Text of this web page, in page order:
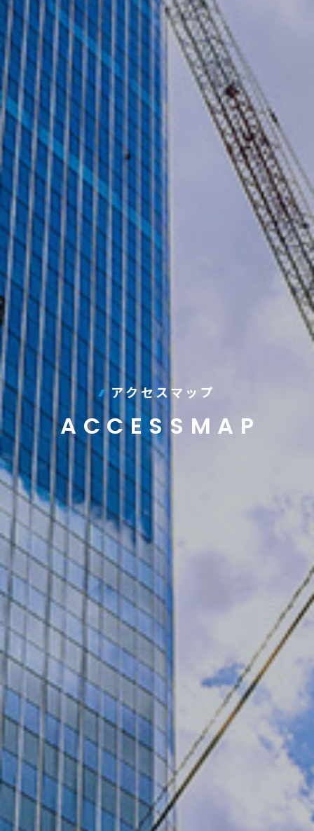
アクセスマップ
ACCESSMAP